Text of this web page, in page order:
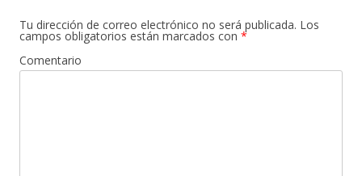
Tu dirección de correo electrónico no será publicada. Los
campos obligatorios están marcados con *
Comentario